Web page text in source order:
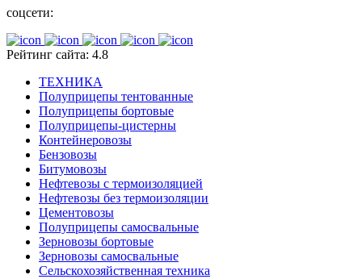
соцсети:
Рейтинг сайта: 4.8
ТЕХНИКА
Полуприцепы тентованные
Полуприцепы бортовые
Полуприцепы-цистерны
Контейнеровозы
Бензовозы
Битумовозы
Нефтевозы с термоизоляцией
Нефтевозы без термоизоляции
Цементовозы
Полуприцепы самосвальные
Зерновозы бортовые
Зерновозы самосвальные
Сельскохозяйственная техника